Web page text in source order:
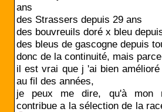
ans
des Strassers depuis 29 ans
des bouvreuils doré x bleu
des bleus de gascogne depuis
donc de la continuité, mais
il est vrai que j 'ai bien
au fil des années,
je peux me dire, qu'à mon
contribue a la sélection de la